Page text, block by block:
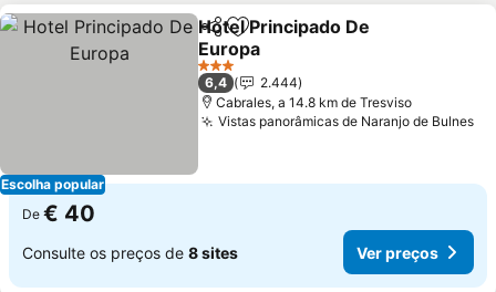
Escolha popular
PartilharAdicionar aos favoritos
Hotel Principado De
Europa
Ver preços
3 Estrelas
6,4
2.444
Cabrales, a 14.8 km de Tresviso
Vistas panorâmicas de Naranjo de Bulnes
De € 40
Consulte os preços de 8 sites Ver preços